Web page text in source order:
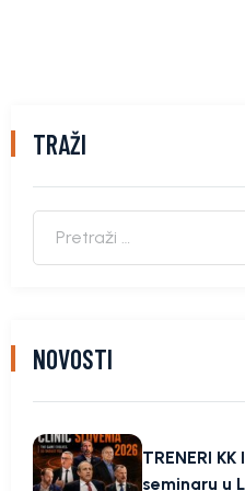
TRAŽI
NOVOSTI
TRENERI
seminaru u